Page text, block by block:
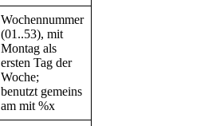
Wochennummer
(01..53), mit
Montag als
ersten Tag der
Woche;
benutzt gemeins
am mit %x